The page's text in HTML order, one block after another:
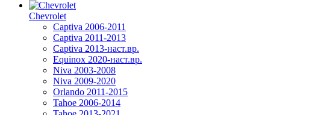
Chevrolet
Captiva 2006-2011
Captiva 2011-2013
Captiva 2013-наст.вр.
Equinox 2020-наст.вр.
Niva 2003-2008
Niva 2009-2020
Orlando 2011-2015
Tahoe 2006-2014